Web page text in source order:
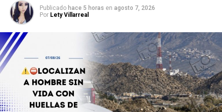
Publicado hace 5 horas en agosto 7, 2026
Por Lety Villarreal